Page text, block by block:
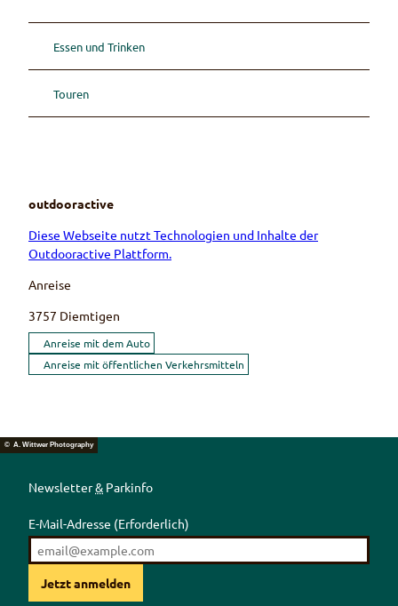
Essen und Trinken
Touren
outdooractive
Diese Webseite nutzt Technologien und Inhalte der
Outdooractive Plattform.
Anreise
3757 Diemtigen
Anreise mit dem Auto
Anreise mit öffentlichen Verkehrsmitteln
© A. Wittwer Photography
Newsletter& Parkinfo
E-Mail-Adresse (Erforderlich)
Jetzt anmelden